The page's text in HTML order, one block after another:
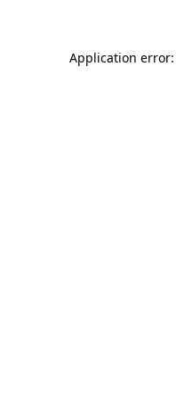
Application